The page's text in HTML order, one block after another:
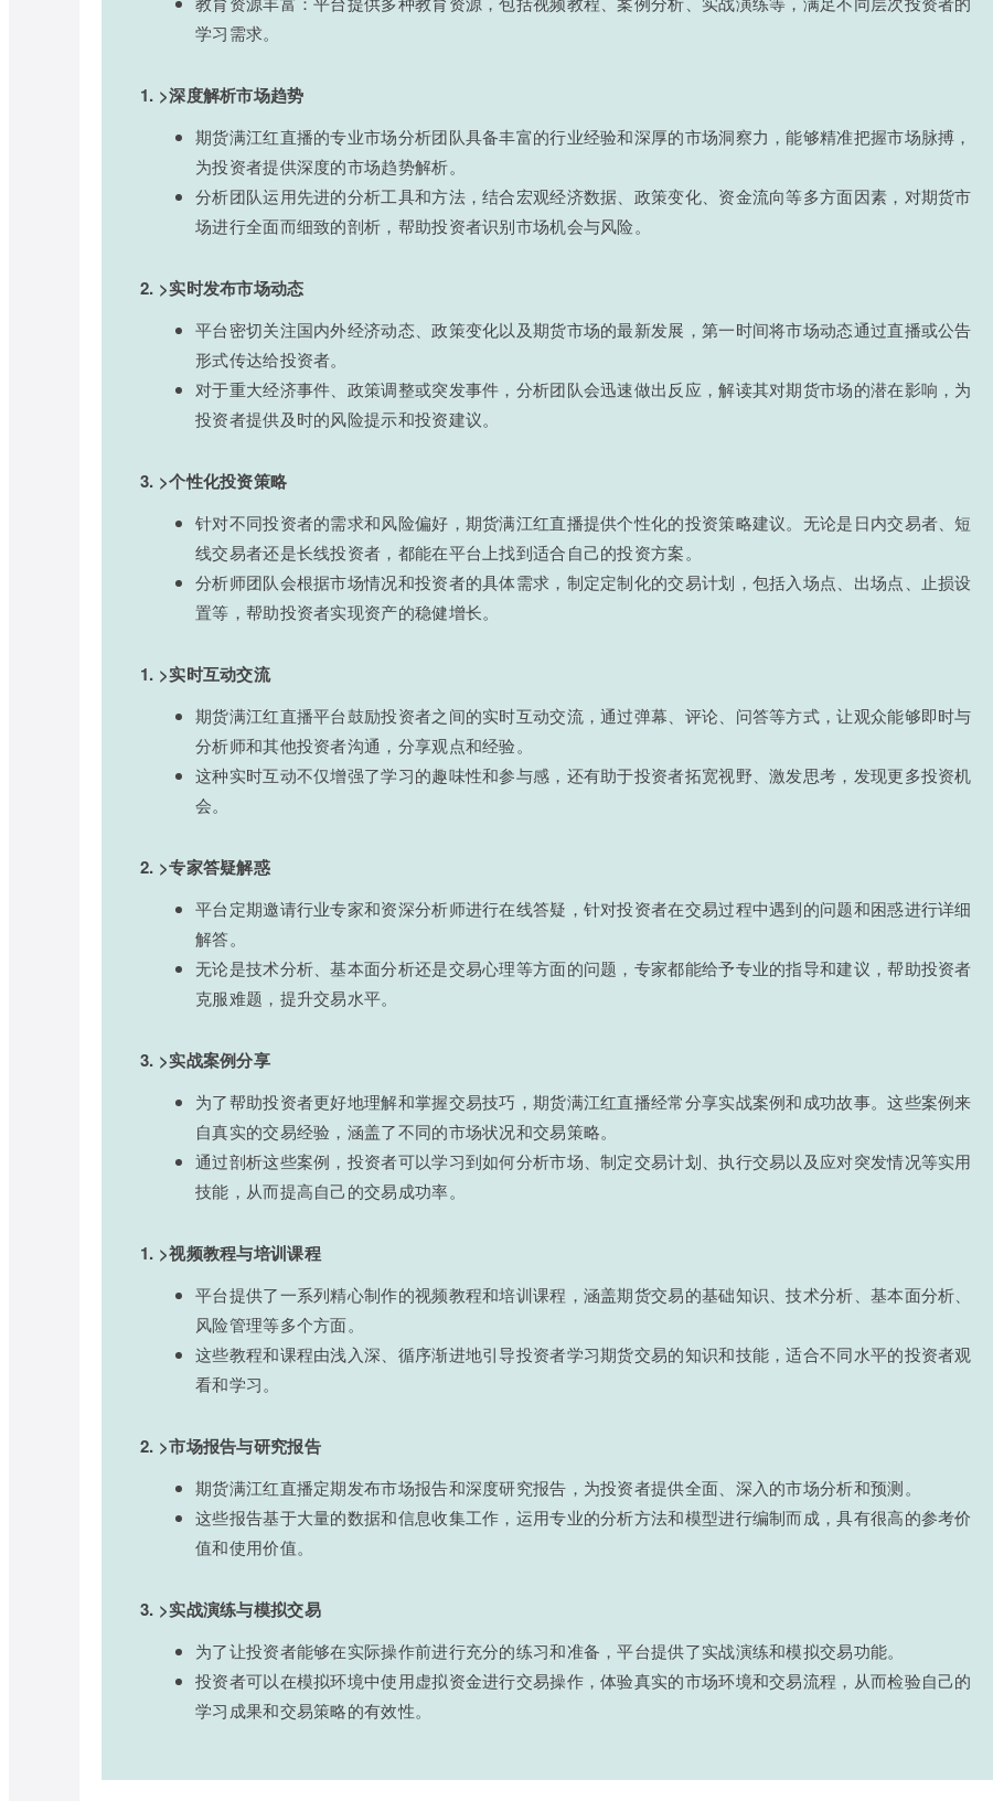
学习需求。
1. >深度解析市场趋势
期货满江红直播的专业市场分析团队具备丰富的行业经验和深厚的市场洞察力，能够精准把握市场脉搏，
为投资者提供深度的市场趋势解析。
分析团队运用先进的分析工具和方法，结合宏观经济数据、政策变化、资金流向等多方面因素，对期货市
场进行全面而细致的剖析，帮助投资者识别市场机会与风险。
2. >实时发布市场动态
平台密切关注国内外经济动态、政策变化以及期货市场的最新发展，第一时间将市场动态通过直播或公告
形式传达给投资者。
对于重大经济事件、政策调整或突发事件，分析团队会迅速做出反应，解读其对期货市场的潜在影响，为
投资者提供及时的风险提示和投资建议。
3. >个性化投资策略
针对不同投资者的需求和风险偏好，期货满江红直播提供个性化的投资策略建议。无论是日内交易者、短
线交易者还是长线投资者，都能在平台上找到适合自己的投资方案。
分析师团队会根据市场情况和投资者的具体需求，制定定制化的交易计划，包括入场点、出场点、止损设
置等，帮助投资者实现资产的稳健增长。
1. >实时互动交流
期货满江红直播平台鼓励投资者之间的实时互动交流，通过弹幕、评论、问答等方式，让观众能够即时与
分析师和其他投资者沟通，分享观点和经验。
这种实时互动不仅增强了学习的趣味性和参与感，还有助于投资者拓宽视野、激发思考，发现更多投资机
会。
2. >专家答疑解惑
平台定期邀请行业专家和资深分析师进行在线答疑，针对投资者在交易过程中遇到的问题和困惑进行详细
解答。
无论是技术分析、基本面分析还是交易心理等方面的问题，专家都能给予专业的指导和建议，帮助投资者
克服难题，提升交易水平。
3. >实战案例分享
为了帮助投资者更好地理解和掌握交易技巧，期货满江红直播经常分享实战案例和成功故事。这些案例来
自真实的交易经验，涵盖了不同的市场状况和交易策略。
通过剖析这些案例，投资者可以学习到如何分析市场、制定交易计划、执行交易以及应对突发情况等实用
技能，从而提高自己的交易成功率。
1. >视频教程与培训课程
平台提供了一系列精心制作的视频教程和培训课程，涵盖期货交易的基础知识、技术分析、基本面分析、
风险管理等多个方面。
这些教程和课程由浅入深、循序渐进地引导投资者学习期货交易的知识和技能，适合不同水平的投资者观
看和学习。
2. >市场报告与研究报告
期货满江红直播定期发布市场报告和深度研究报告，为投资者提供全面、深入的市场分析和预测。
这些报告基于大量的数据和信息收集工作，运用专业的分析方法和模型进行编制而成，具有很高的参考价
值和使用价值。
3. >实战演练与模拟交易
为了让投资者能够在实际操作前进行充分的练习和准备，平台提供了实战演练和模拟交易功能。
投资者可以在模拟环境中使用虚拟资金进行交易操作，体验真实的市场环境和交易流程，从而检验自己的
学习成果和交易策略的有效性。